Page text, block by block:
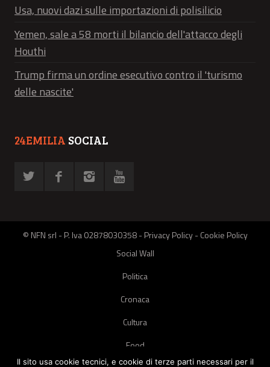
Usa, nuovi dazi sulle importazioni di polisilicio
Yemen, sale a 58 morti il bilancio dell'attacco degli
Houthi
Trump firma un ordine esecutivo contro il 'turismo
delle nascite'
24EMILIA SOCIAL
© NFN srl - P. Iva 02878030358 -Privacy Policy-Cookie Policy
Social Wall
Politica
Cronaca
Cultura
Food
Il sito usa cookie tecnici, e cookie di terze parti necessari per il